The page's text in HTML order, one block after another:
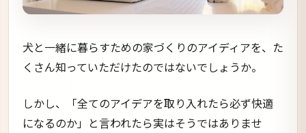
犬と一緒に暮らすための家づくりのアイディアを、た
くさん知っていただけたのではないでしょうか。
しかし、「全てのアイデアを取り入れたら必ず快適
になるのか」と言われたら実はそうではありませ